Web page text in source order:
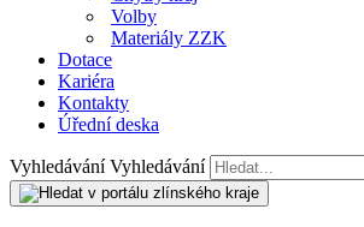
Volby
Materiály ZZK
Dotace
Kariéra
Kontakty
Úřední deska
Vyhledávání Vyhledávání